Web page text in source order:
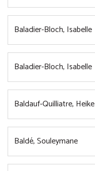
Baladier-Bloch, Isabelle
Baladier-Bloch, Isabelle
Baldauf-Quilliatre, Heike
Baldé, Souleymane